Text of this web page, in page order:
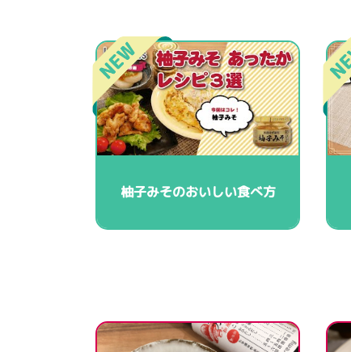
柚子みそのおいしい食べ方